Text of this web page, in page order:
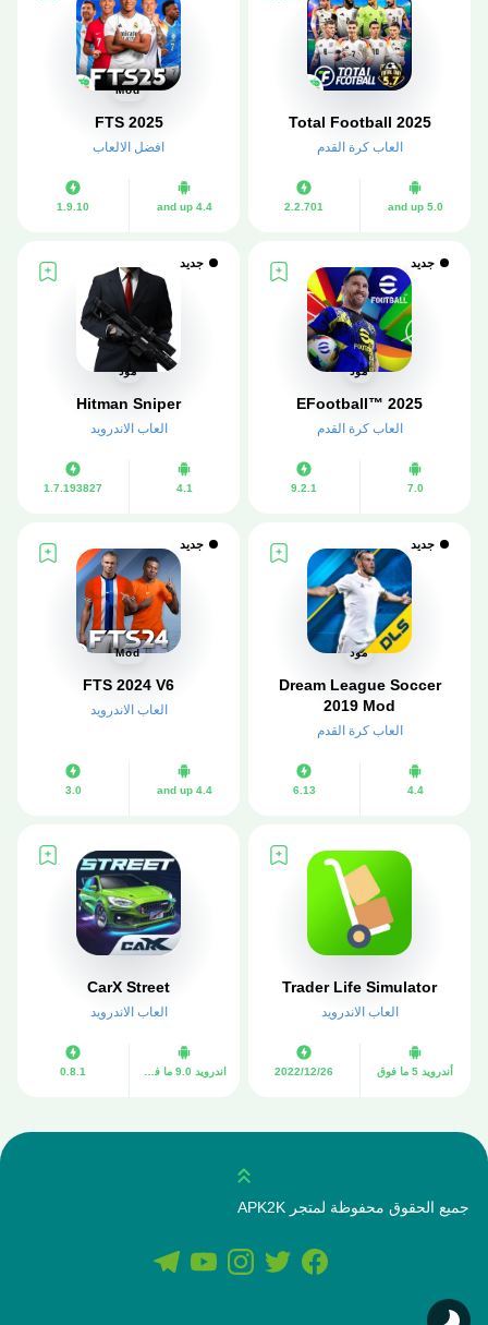
Total Football 2025
العاب كرة القدم
5.0 and up
2.2.701
Mod
FTS 2025
افضل الالعاب
4.4 and up
1.9.10
جديد
مود
EFootball™ 2025
العاب كرة القدم
7.0
9.2.1
جديد
مود
Hitman Sniper‏
العاب الاندرويد
4.1
1.7.193827
جديد
مود
Dream League Soccer
2019 Mod
العاب كرة القدم
4.4
6.13
جديد
Mod
FTS 2024 V6
العاب الاندرويد
4.4 and up
3.0
Trader Life Simulator
العاب الاندرويد
أندرويد 5 ما فوق 26‏/12‏/2022
CarX Street
العاب الاندرويد
0.8.1
انتقل للاعلى
جميع الحقوق محفوظة لمتجر APK2K